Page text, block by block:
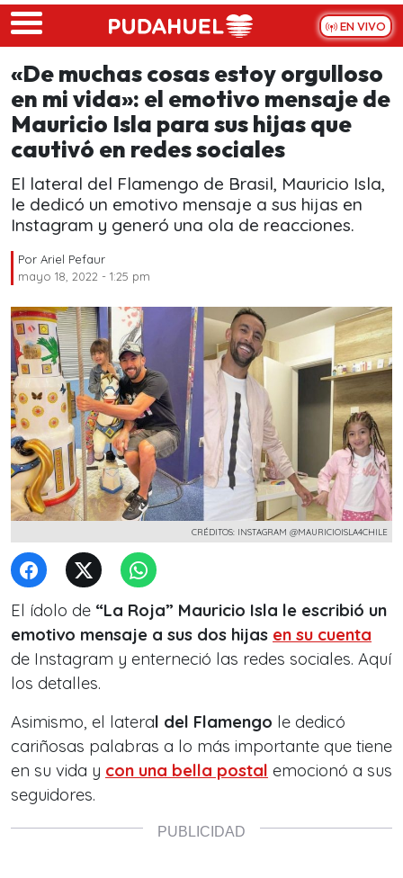
Skip to main content
EN VIVO
«De muchas cosas estoy orgulloso
en mi vida»: el emotivo mensaje de
Mauricio Isla para sus hijas que
cautivó en redes sociales
El lateral del Flamengo de Brasil, Mauricio Isla,
le dedicó un emotivo mensaje a sus hijas en
Instagram y generó una ola de reacciones.
Por Ariel Pefaur
mayo 18, 2022 - 1:25 pm
CRÉDITOS: INSTAGRAM @MAURICIOISLA4CHILE
El ídolo de “La Roja” Mauricio Isla le escribió un
emotivo mensaje a sus dos hijas en su cuenta
de Instagram y enterneció las redes sociales. Aquí
los detalles.
Asimismo, el lateral del Flamengo le dedicó
cariñosas palabras a lo más importante que tiene
en su vida y con una bella postal emocionó a sus
seguidores.